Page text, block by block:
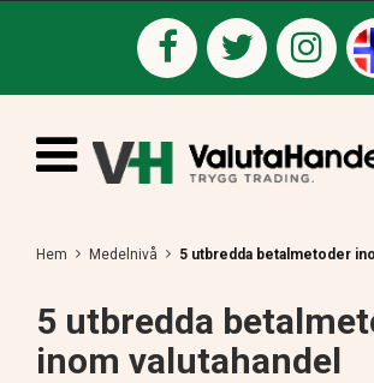
Hem Medelnivå 5 utbredda betalmetoder
5 utbredda
inom valutahandel